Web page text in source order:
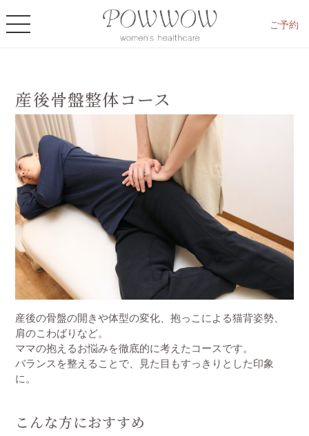
ご予約
産後骨盤整体コース
産後の骨盤の開きや体型の変化、抱っこによる猫背姿勢、
肩のこわばりなど。
ママの抱えるお悩みを徹底的に考えたコースです。
バランスを整えることで、見た目もすっきりとした印象
に。
こんな方におすすめ